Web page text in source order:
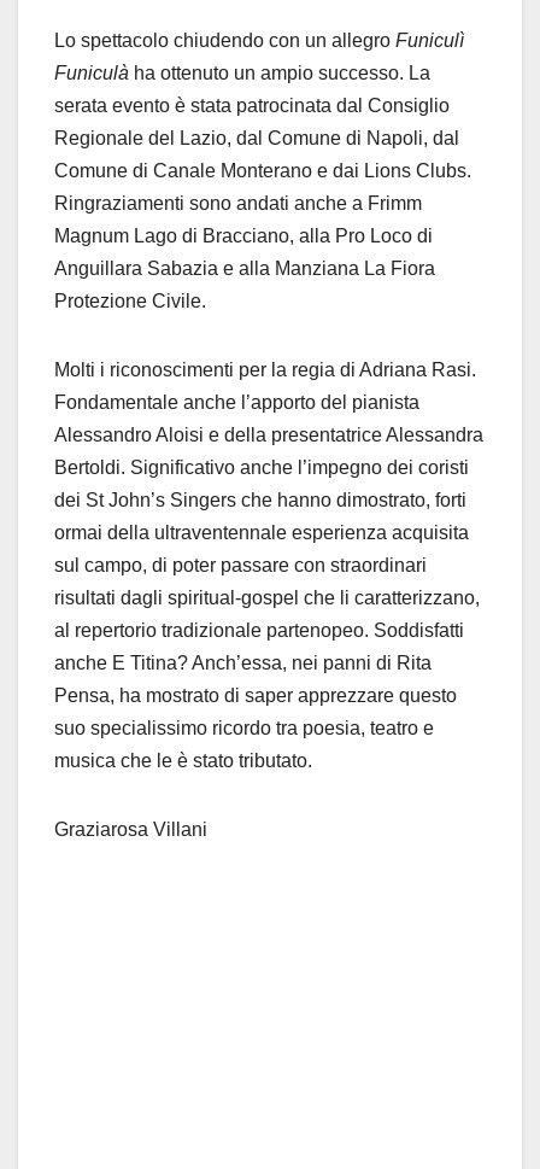
Lo spettacolo chiudendo con un allegro Funiculì
Funiculà ha ottenuto un ampio successo. La
serata evento è stata patrocinata dal Consiglio
Regionale del Lazio, dal Comune di Napoli, dal
Comune di Canale Monterano e dai Lions Clubs.
Ringraziamenti sono andati anche a Frimm
Magnum Lago di Bracciano, alla Pro Loco di
Anguillara Sabazia e alla Manziana La Fiora
Protezione Civile.
Molti i riconoscimenti per la regia di Adriana Rasi.
Fondamentale anche l’apporto del pianista
Alessandro Aloisi e della presentatrice Alessandra
Bertoldi. Significativo anche l’impegno dei coristi
dei St John’s Singers che hanno dimostrato, forti
ormai della ultraventennale esperienza acquisita
sul campo, di poter passare con straordinari
risultati dagli spiritual-gospel che li caratterizzano,
al repertorio tradizionale partenopeo. Soddisfatti
anche E Titina? Anch’essa, nei panni di Rita
Pensa, ha mostrato di saper apprezzare questo
suo specialissimo ricordo tra poesia, teatro e
musica che le è stato tributato.
Graziarosa Villani